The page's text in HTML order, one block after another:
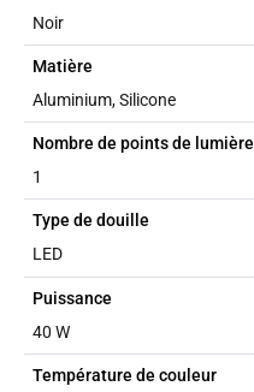
Noir
Matière
Aluminium, Silicone
Nombre de points de lumière
1
Type de douille
LED
Puissance
40 W
Température de couleur